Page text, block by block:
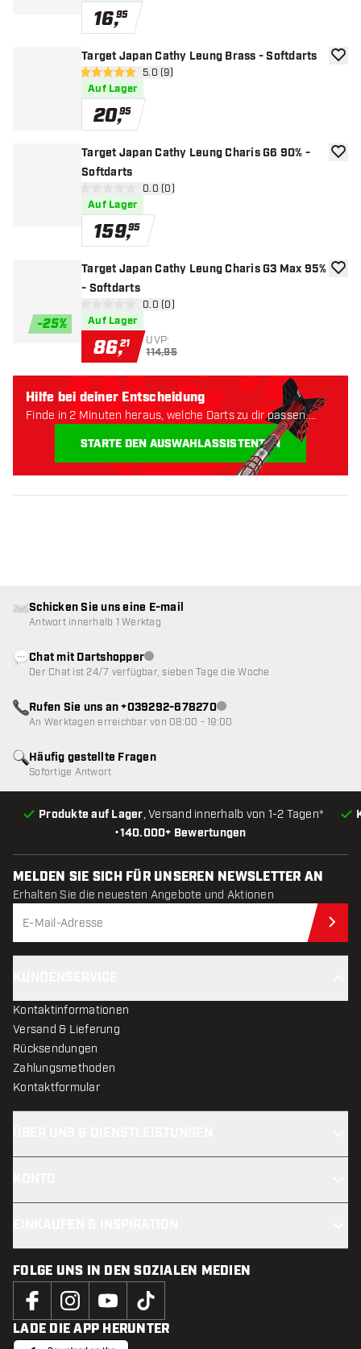
16,95
Target Japan Cathy Leung Brass - Softdarts
Bewertungsbereich öffnen
5 Bewertungssterne
5.0 (9)
Auf Lager
20,95
Zur
Target Japan Cathy Leung Charis G6 90% -
Softdarts
Bewertungsbereich öffnen
0 Bewertungssterne
0.0 (0)
Auf Lager
159,95
Zur
-25%
Target Japan Cathy Leung Charis G3 Max 95%
- Softdarts
Bewertungsbereich öffnen
0 Bewertungssterne
0.0 (0)
Auf Lager
86,21 UVP:
114,95
Zur
Hilfe bei deiner Entscheidung
Finde in 2 Minuten heraus, welche Darts zu dir passen.
STARTE DEN AUSWAHLASSISTENTEN
•140.000+ Bewertungen
Produkte auf Lager, Versand innerhalb von 1-2 Tagen*
Häufig gestellte Fragen
Sofortige Antwort
Schicken Sie uns eine E-mail
Antwort innerhalb 1 Werktag
Chat mit DartshopperKundenservice nicht verfügbar
Der Chat ist 24/7 verfügbar, sieben Tage die Woche
Rufen Sie uns an +039292-678270Kundenservice nicht
An Werktagen erreichbar von 08:00 - 19:00
MELDEN SIE SICH FÜR UNSEREN NEWSLETTER AN
Erhalten Sie die neuesten Angebote und Aktionen
Kontaktinformationen
Versand & Lieferung
Rücksendungen
Zahlungsmethoden
Kontaktformular
FOLGE UNS IN DEN SOZIALEN MEDIEN
LADE DIE APP HERUNTER